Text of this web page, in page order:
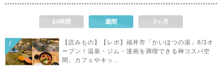
24時間 週間 3ヶ月
【読みもの】【レポ】福井市「かいほつの湯」8/3オ
ープン！温泉・ジム・漫画を満喫できる神コスパ空
間。カフェやキッ...